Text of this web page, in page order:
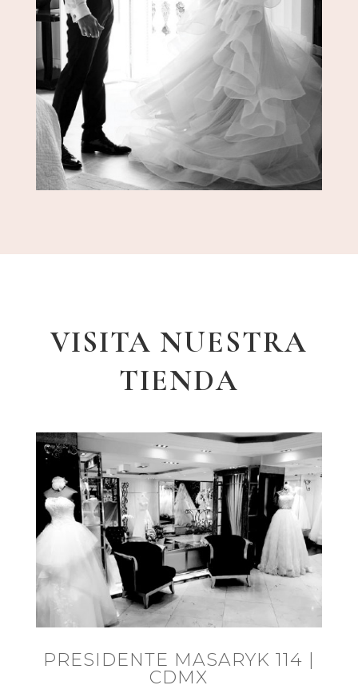
VISITA NUESTRA
TIENDA
PRESIDENTE MASARYK 114 |
CDMX